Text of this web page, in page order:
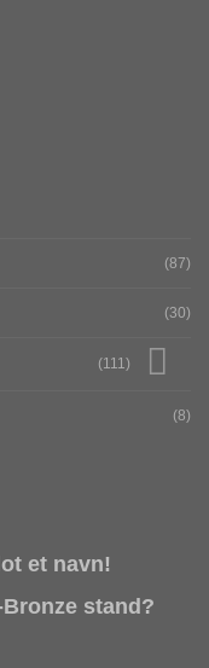
(87)
(30)
(111)
(8)
et navn!
stand?